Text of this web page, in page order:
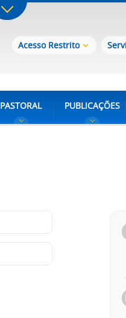
Acesso Restrito
PASTORAL PUBLICAÇÕES